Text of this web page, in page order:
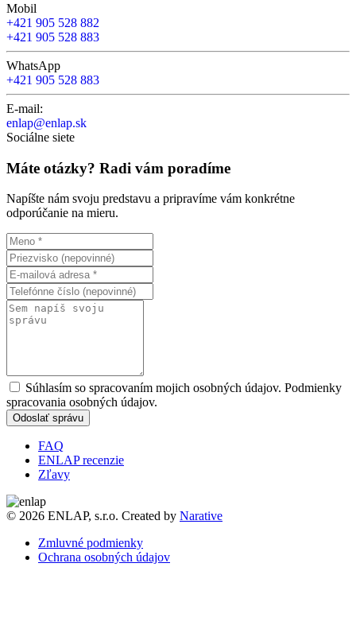
Mobil
+421 905 528 882
+421 905 528 883
WhatsApp
+421 905 528 883
E-mail:
enlap@enlap.sk
Sociálne siete
Máte otázky? Radi vám poradíme
Napíšte nám svoju predstavu a pripravíme vám konkrétne
odporúčanie na mieru.
Súhlasím so spracovaním mojich osobných údajov. Podmienky
spracovania osobných údajov.
Odoslať správu
FAQ
ENLAP recenzie
Zľavy
© 2026 ENLAP, s.r.o. Created by Narative
Zmluvné podmienky
Ochrana osobných údajov